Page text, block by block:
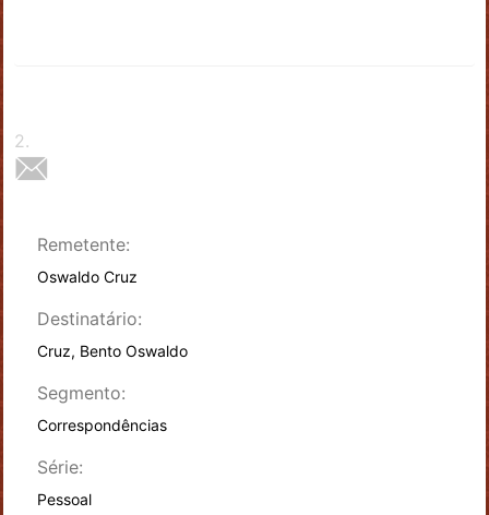
2 .
Remetente:
Oswaldo Cruz
Destinatário:
Cruz, Bento Oswaldo
Segmento:
Correspondências
Série:
Pessoal